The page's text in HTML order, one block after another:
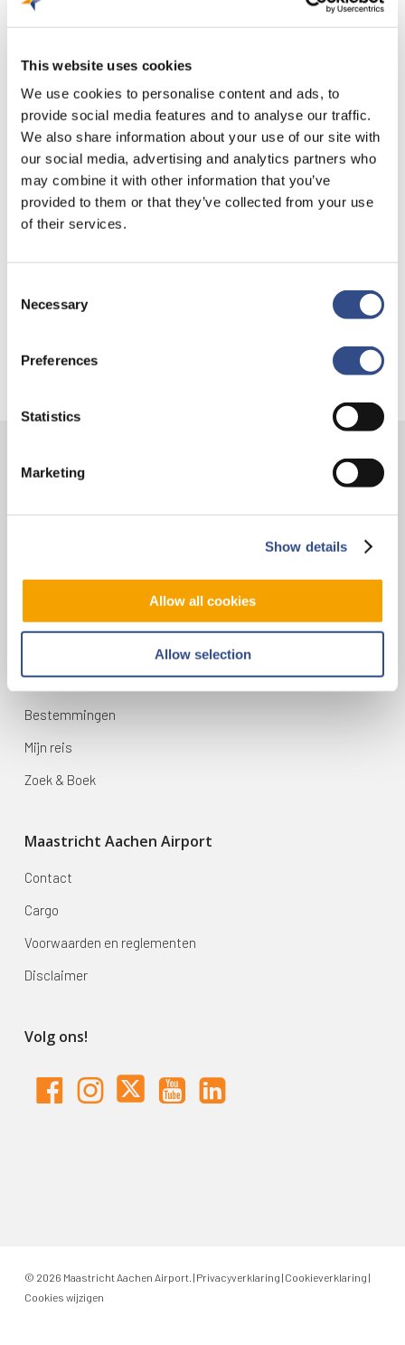
This website uses cookies
We use cookies to personalise content and ads, to
provide social media features and to analyse our traffic.
We also share information about your use of our site with
our social media, advertising and analytics partners who
may combine it with other information that you’ve
provided to them or that they’ve collected from your use
of their services.
Selection
Necessary
Preferences
Statistics
Marketing
Show details
Allow all cookies
Allow selection
Recente berichten
Trainingsvlucht 4 augustus
Nieuwe AI-primeur voor Maastricht Aachen Airport:
intelligent exoskelet ondersteunt vrachtafhandeling
Trainingsvlucht KLM
Contact
Vliegveldweg 90
Vluchten
Bestemmingen
Mijn reis
Zoek & Boek
Maastricht Aachen Airport
Contact
Cargo
Voorwaarden en reglementen
Disclaimer
Volg ons!
© 2026 Maastricht Aachen Airport. |Privacyverklaring | Cookieverklaring |
Cookies wijzigen